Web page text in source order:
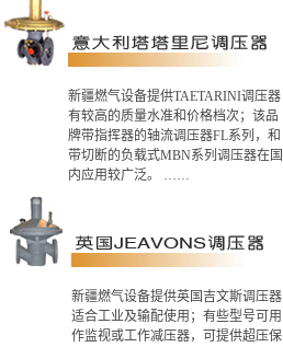
新疆燃气设备提供TAETARINI调压器
有较高的质量水准和价格档次；该品
牌带指挥器的轴流调压器FL系列，和
带切断的负载式MBN系列调压器在国
内应用较广泛。 ……
新疆燃气设备提供英国吉文斯调压器
适合工业及输配使用；有些型号可用
作监视或工作减压器，可提供超压保